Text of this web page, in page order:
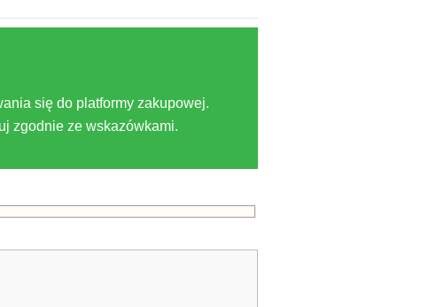
się do platformy zakupowej.
zgodnie ze wskazówkami.